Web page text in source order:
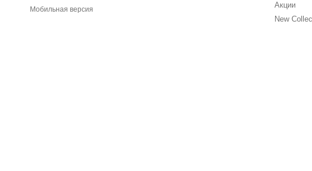
Мобильная версия
Акции
New